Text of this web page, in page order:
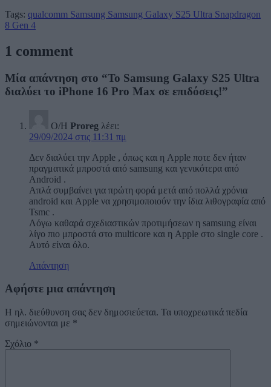
Tags: qualcomm Samsung Samsung Galaxy S25 Ultra Snapdragon
8 Gen 4
1 comment
Μία απάντηση στο “Το Samsung Galaxy S25 Ultra
διαλύει το iPhone 16 Pro Max σε επιδόσεις!”
Ο/Η Proreg λέει:
29/09/2024 στις 11:31 πμ
Δεν διαλύει την Apple , όπως και η Apple ποτε δεν ήταν
πραγματικά μπροστά από samsung και γενικότερα από
Android .
Απλά συμβαίνει για πρώτη φορά μετά από πολλά χρόνια
android και Apple να χρησιμοποιούν την ίδια λιθογραφία από
Tsmc .
Λόγω καθαρά σχεδιαστικών προτιμήσεων η samsung είναι
λίγο πιο μπροστά στο multicore και η Apple στο single core .
Αυτό είναι όλο.
Απάντηση
Αφήστε μια απάντηση
Η ηλ. διεύθυνση σας δεν δημοσιεύεται. Τα υποχρεωτικά πεδία
σημειώνονται με *
Σχόλιο *